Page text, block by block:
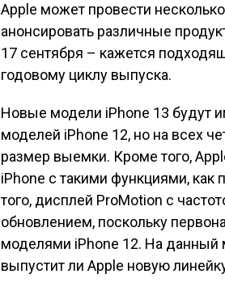
Apple может провести
анонсировать различные
17 сентября – кажется
годовому циклу выпуска.
Новые модели iPhone 13 будут
моделей iPhone 12, но на всех
размер выемки. Кроме того,
iPhone с такими функциями,
того, дисплей ProMotion с
обновлением, поскольку
моделями iPhone 12. На данный
выпустит ли Apple новую